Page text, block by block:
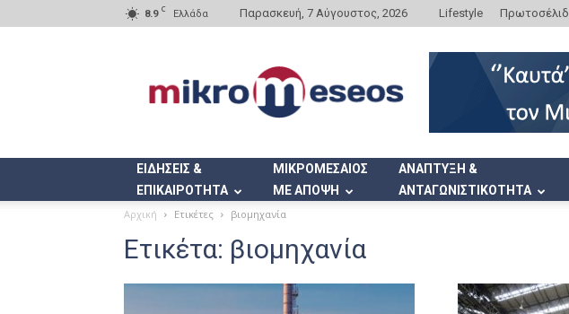
8.9 C Ελλάδα Παρασκευή, 7 Αύγουστος, 2026 Lifestyle
ΕΙΔΗΣΕΙΣ &
ΕΠΙΚΑΙΡΟΤΗΤΑ
ΜΙΚΡΟΜΕΣΑΙΟΣ
ΜΕ ΑΠΟΨΗ
ΑΝΑΠΤΥΞΗ &
ΑΝΤΑΓΩΝΙΣΤΙΚΟΤΗΤΑ
Αρχική Ετικέτες βιομηχανία
Ετικέτα: βιομηχανία